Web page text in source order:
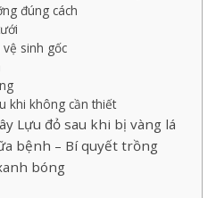
đúng cách
sinh gốc
khi không cần thiết
Lựu đỏ sau khi bị vàng lá
bệnh – Bí quyết trồng
bóng